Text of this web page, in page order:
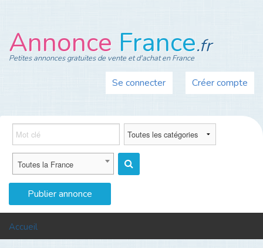
Annonce France.fr
Petites annonces gratuites de vente et d'achat en France
Se connecter Créer compte
Toutes la France
Publier annonce
MENU
Accueil